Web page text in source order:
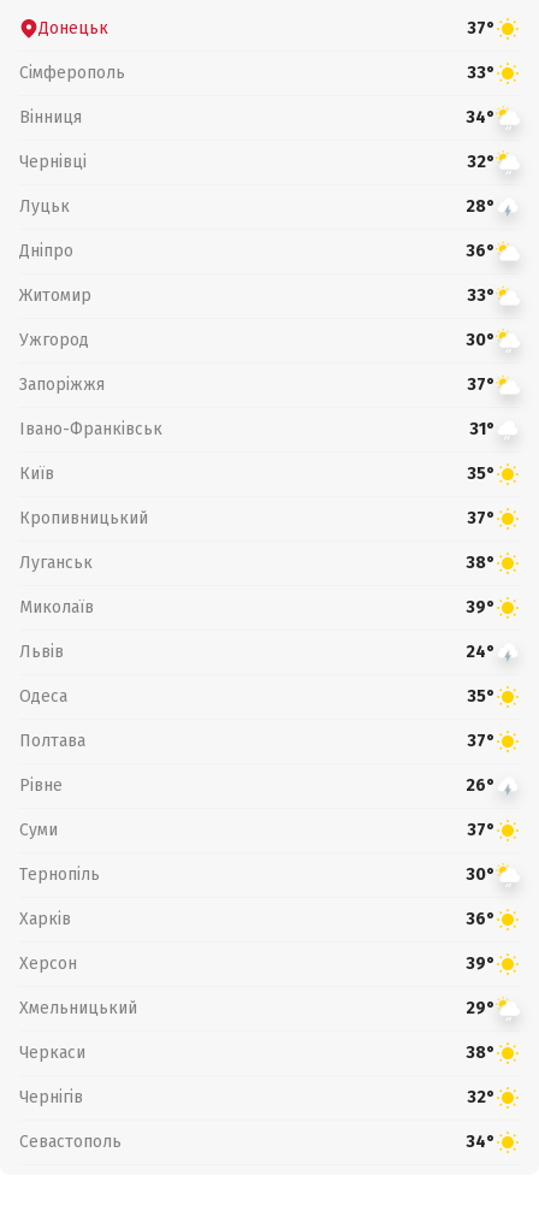
Донецьк 37°
Сімферополь 33°
Вінниця 34°
Чернівці 32°
Луцьк 28°
Дніпро 36°
Житомир 33°
Ужгород 30°
Запоріжжя 37°
Івано-Франківськ 31°
Київ 35°
Кропивницький 37°
Луганськ 38°
Миколаїв 39°
Львів 24°
Одеса 35°
Полтава 37°
Рівне 26°
Суми 37°
Тернопіль 30°
Харків 36°
Херсон 39°
Хмельницький 29°
Черкаси 38°
Чернігів 32°
Севастополь 34°